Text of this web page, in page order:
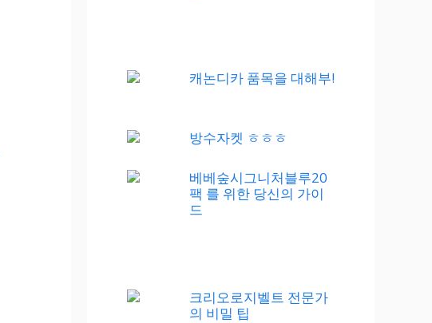
캐논디카 품목을 대해부!
방수자켓 ㅎㅎㅎ
베베숲시그니처블루20
팩 를 위한 당신의 가이
드
크리오로지벨트 전문가
의 비밀 팁